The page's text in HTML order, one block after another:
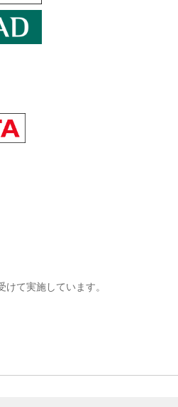
て実施しています。